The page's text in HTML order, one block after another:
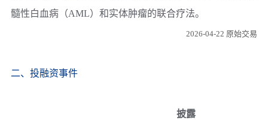
髓性白血病（AML）和实体肿瘤的联合疗法。
2026-04-22 原始交易
二、投融资事件
披露